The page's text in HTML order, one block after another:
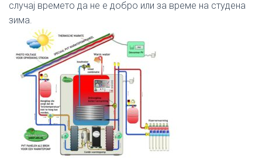
случај времето да не е добро или за време на студена
зима.